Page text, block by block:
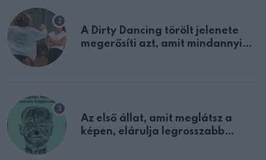
A Dirty Dancing törölt jelenete
megerősíti azt, amit mindannyian
Az első állat, amit meglátsz a
képen, elárulja legrosszabb